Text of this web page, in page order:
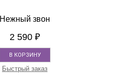
Нежный звон
2 590 ₽
В КОРЗИНУ
Быстрый заказ